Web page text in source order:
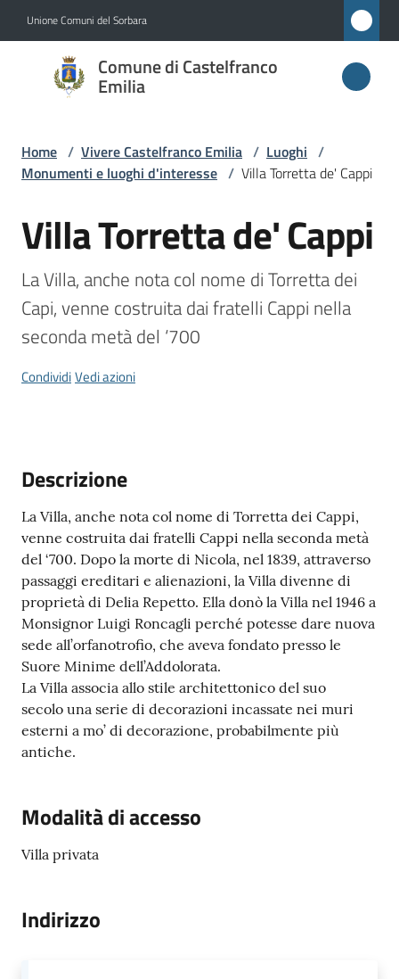
Unione Comuni del Sorbara
Comune di Castelfranco
Emilia
Comune di
Castelfranco
Novità
Servizi
Vivere
Emilia
Tutti
gli
argomenti...
Seguici
su
Home / Vivere Castelfranco Emilia / Luoghi /
Monumenti e luoghi d'interesse / Villa Torretta de' Cappi
Salta al contenuto
Villa Torretta de' Cappi
La Villa, anche nota col nome di Torretta dei
Capi, venne costruita dai fratelli Cappi nella
seconda metà del ‘700
CondividiVedi azioni
Descrizione
La Villa, anche nota col nome di Torretta dei Cappi,
venne costruita dai fratelli Cappi nella seconda metà
del ‘700. Dopo la morte di Nicola, nel 1839, attraverso
passaggi ereditari e alienazioni, la Villa divenne di
proprietà di Delia Repetto. Ella donò la Villa nel 1946 a
Monsignor Luigi Roncagli perché potesse dare nuova
sede all’orfanotrofio, che aveva fondato presso le
Suore Minime dell’Addolorata.
La Villa associa allo stile architettonico del suo
secolo una serie di decorazioni incassate nei muri
esterni a mo’ di decorazione, probabilmente più
antiche.
Modalità di accesso
Villa privata
Indirizzo